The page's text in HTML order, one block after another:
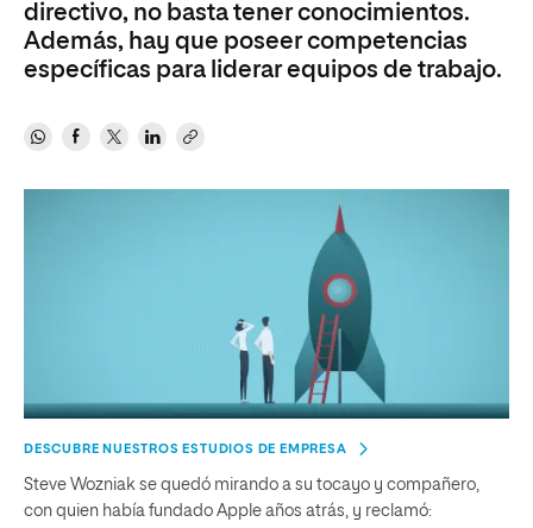
directivo, no basta tener conocimientos.
Además, hay que poseer competencias
específicas para liderar equipos de trabajo.
DESCUBRE NUESTROS ESTUDIOS DE EMPRESA
Steve Wozniak se quedó mirando a su tocayo y compañero,
con quien había fundado Apple años atrás, y reclamó: